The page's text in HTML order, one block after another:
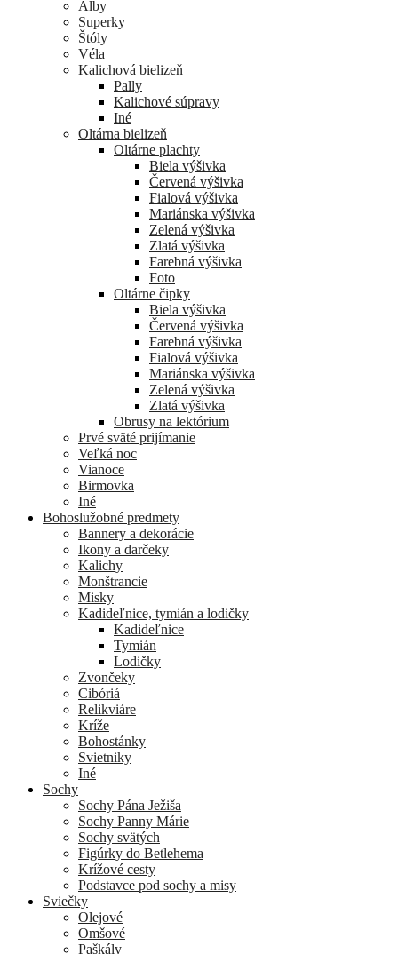
Alby
Superky
Štóly
Véla
Kalichová bielizeň
Pally
Kalichové súpravy
Iné
Oltárna bielizeň
Oltárne plachty
Biela výšivka
Červená výšivka
Fialová výšivka
Mariánska výšivka
Zelená výšivka
Zlatá výšivka
Farebná výšivka
Foto
Oltárne čipky
Biela výšivka
Červená výšivka
Farebná výšivka
Fialová výšivka
Mariánska výšivka
Zelená výšivka
Zlatá výšivka
Obrusy na lektórium
Prvé sväté prijímanie
Veľká noc
Vianoce
Birmovka
Iné
Bohoslužobné predmety
Bannery a dekorácie
Ikony a darčeky
Kalichy
Monštrancie
Misky
Kadideľnice, tymián a lodičky
Kadideľnice
Tymián
Lodičky
Zvončeky
Cibóriá
Relikviáre
Kríže
Bohostánky
Svietniky
Iné
Sochy
Sochy Pána Ježiša
Sochy Panny Márie
Sochy svätých
Figúrky do Betlehema
Krížové cesty
Podstavce pod sochy a misy
Sviečky
Olejové
Omšové
Paškály